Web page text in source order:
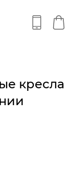
кресла